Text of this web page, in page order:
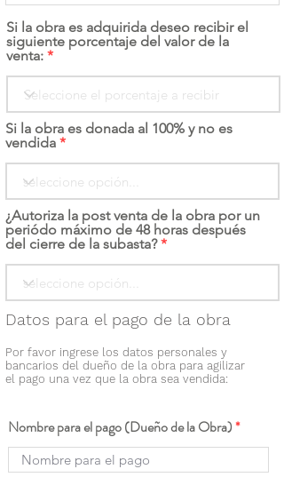
Si la obra es adquirida deseo recibir el
siguiente porcentaje del valor de la
venta:
Si la obra es donada al 100% y no es
vendida
¿Autoriza la post venta de la obra por un
periódo máximo de 48 horas después
del cierre de la subasta?
Datos para el pago de la obra
Por favor ingrese los datos personales y
bancarios del dueño de la obra para agilizar
el pago una vez que la obra sea vendida:
Nombre para el pago (Dueño de la Obra)